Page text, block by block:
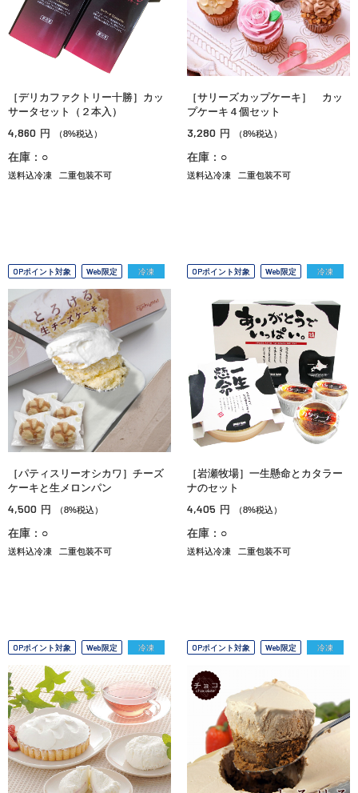
［デリカファクトリー十勝］カッ
サータセット（２本入）
4,860 円 （8%税込）
在庫：○
送料込冷凍 二重包装不可
［サリーズカップケーキ］ カッ
プケーキ４個セット
3,280 円 （8%税込）
在庫：○
送料込冷凍 二重包装不可
OPポイント対象 Web限定 冷凍
［パティスリーオシカワ］チーズ
ケーキと生メロンパン
4,500 円 （8%税込）
在庫：○
送料込冷凍 二重包装不可
OPポイント対象 Web限定 冷凍
［岩瀬牧場］一生懸命とカタラー
ナのセット
4,405 円 （8%税込）
在庫：○
送料込冷凍 二重包装不可
OPポイント対象 Web限定 冷凍 OPポイント対象 Web限定 冷凍